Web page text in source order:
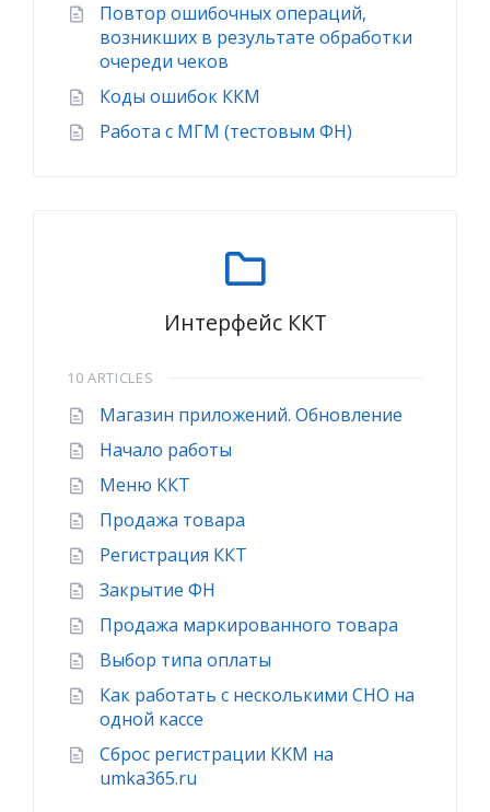
Повтор ошибочных операций,
возникших в результате обработки
очереди чеков
Коды ошибок ККМ
Работа с МГМ (тестовым ФН)
Интерфейс ККТ
10 ARTICLES
Магазин приложений. Обновление
Начало работы
Меню ККТ
Продажа товара
Регистрация ККТ
Закрытие ФН
Продажа маркированного товара
Выбор типа оплаты
Как работать с несколькими СНО на
одной кассе
Сброс регистрации ККМ на
umka365.ru